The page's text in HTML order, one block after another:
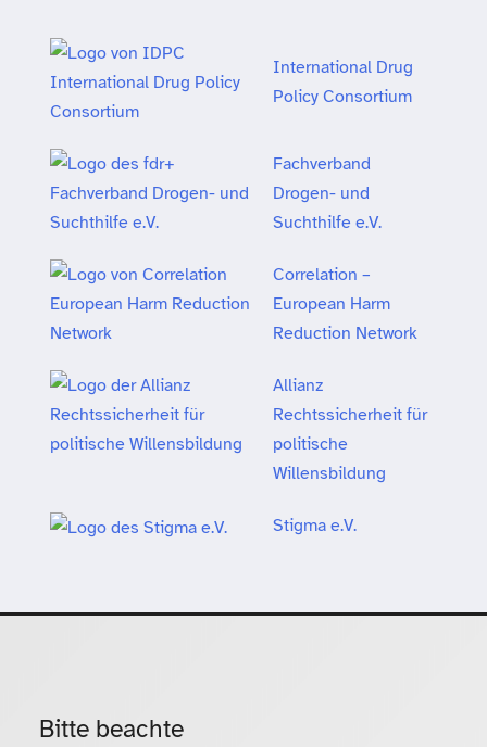
International Drug
Policy Consortium
Fachverband
Drogen- und
Suchthilfe e.V.
Correlation –
European Harm
Reduction Network
Allianz
Rechtssicherheit für
politische
Willensbildung
Stigma e.V.
Bitte beachte